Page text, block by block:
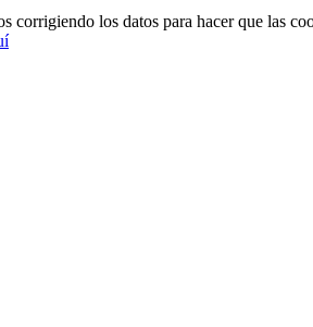
los datos para hacer que las